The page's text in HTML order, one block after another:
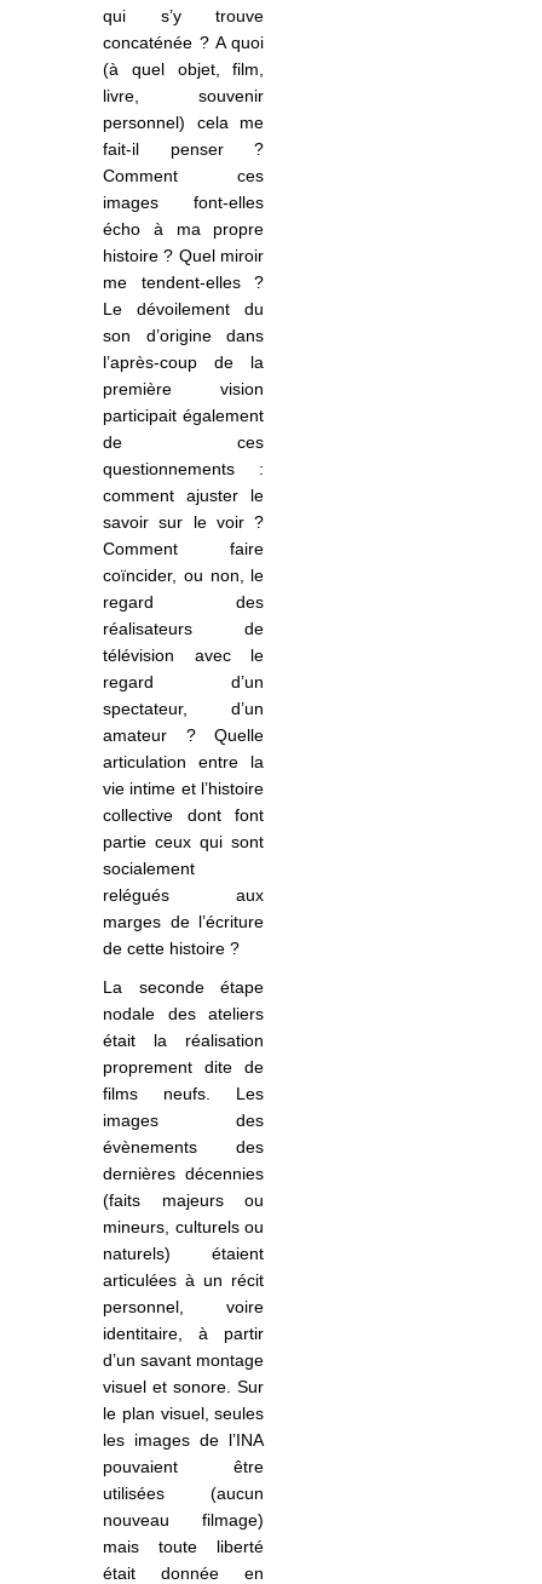
qui s’y trouve
concaténée ? A quoi
(à quel objet, film,
livre, souvenir
personnel) cela me
fait-il penser ?
Comment ces
images font-elles
écho à ma propre
histoire ? Quel miroir
me tendent-elles ?
Le dévoilement du
son d’origine dans
l’après-coup de la
première vision
participait également
de ces
questionnements :
comment ajuster le
savoir sur le voir ?
Comment faire
coïncider, ou non, le
regard des
réalisateurs de
télévision avec le
regard d’un
spectateur, d’un
amateur ? Quelle
articulation entre la
vie intime et l’histoire
collective dont font
partie ceux qui sont
socialement
relégués aux
marges de l’écriture
de cette histoire ?
La seconde étape
nodale des ateliers
était la réalisation
proprement dite de
films neufs. Les
images des
évènements des
dernières décennies
(faits majeurs ou
mineurs, culturels ou
naturels) étaient
articulées à un récit
personnel, voire
identitaire, à partir
d’un savant montage
visuel et sonore. Sur
le plan visuel, seules
les images de l’INA
pouvaient être
utilisées (aucun
nouveau filmage)
mais toute liberté
était donnée en